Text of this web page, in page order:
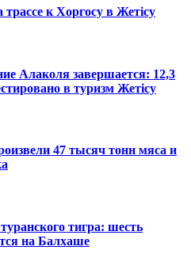
к Хоргосу в Жетісу
Алаколя завершается: 12,3
в туризм Жетісу
47 тысяч тонн мяса и
тигра: шесть
на Балхаше